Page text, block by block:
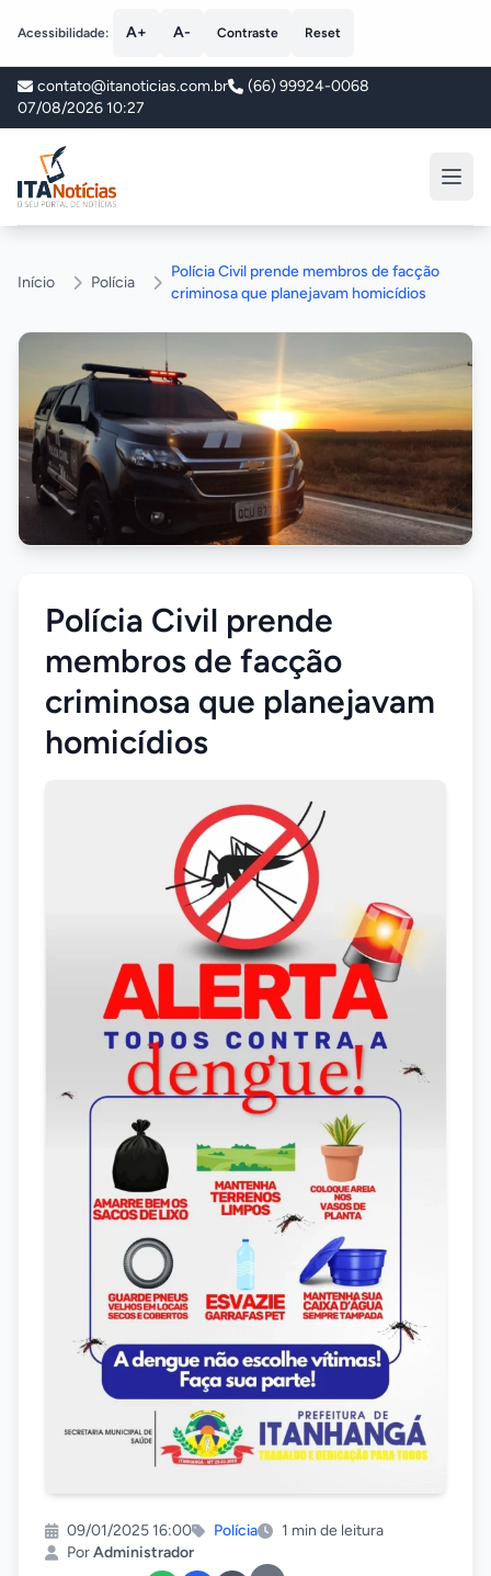
Acessibilidade: A+ A- Contraste Reset
contato@itanoticias.com.br
(66) 99924-0068
07/08/2026 10:27
ITA Notícias
Início Polícia
Polícia Civil prende membros de facção
criminosa que planejavam homicídios
Polícia Civil prende
membros de facção
criminosa que planejavam
homicídios
09/01/2025 16:00 Polícia
1 min de leitura
PorAdministrador